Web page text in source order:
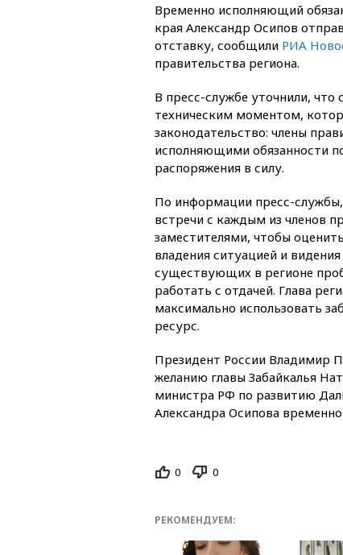
Временно исполняющий
края Александр Осипов
отставку, сообщили РИА
правительства региона.
В пресс-службе уточнили, что
техническим моментом,
законодательство: члены
исполняющими обязанности
распоряжения в силу.
По информации пресс-
встречи с каждым из членов
заместителями, чтобы
владения ситуацией и
существующих в регионе
работать с отдачей. Глава
максимально использовать
ресурс.
Президент России Владимир
желанию главы Забайкалья
министра РФ по развитию
Александра Осипова
0 0
РЕКОМЕНДУЕМ: